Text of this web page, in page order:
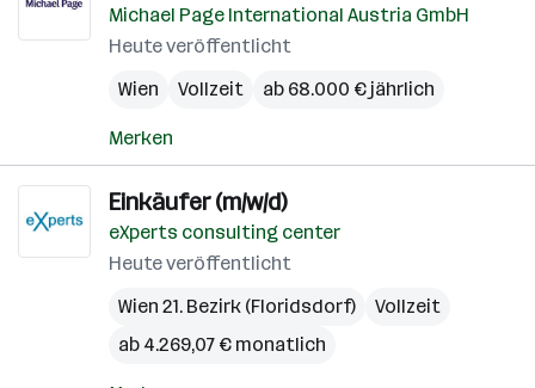
Michael Page International Austria GmbH
Heute veröffentlicht
Wien
Vollzeit ab 68.000 € jährlich
Merken
Einkäufer (m/w/d)
eXperts consulting center
Heute veröffentlicht
Wien 21. Bezirk (Floridsdorf)
Vollzeit
ab 4.269,07 € monatlich